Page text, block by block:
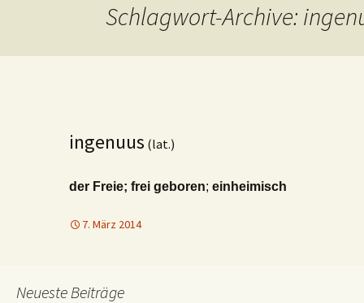
Schlagwort-Archive:
ingenuus (lat.)
der Freie; frei geboren; einheimisch
7. März 2014
Neueste Beiträge